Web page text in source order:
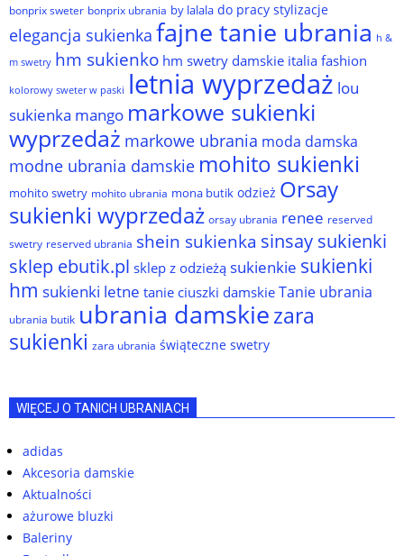
bonprix sweter bonprix ubrania by lalala do pracy stylizacje
elegancja sukienka fajne tanie ubrania h &
m swetry hm sukienko hm swetry damskie italia fashion
kolorowy sweter w paski letnia wyprzedaż lou
sukienka mango markowe sukienki
wyprzedaż markowe ubrania moda damska
modne ubrania damskie mohito sukienki
mohito swetry mohito ubrania mona butik odzież Orsay
sukienki wyprzedaż orsay ubrania renee reserved
swetry reserved ubrania shein sukienka sinsay sukienki
sklep ebutik.pl sklep z odzieżą sukienkie sukienki
hm sukienki letne tanie ciuszki damskie Tanie ubrania
ubrania butik ubrania damskiezara
sukienki zara ubrania świąteczne swetry
WIĘCEJ O TANICH UBRANIACH
adidas
Akcesoria damskie
Aktualności
ażurowe bluzki
Baleriny